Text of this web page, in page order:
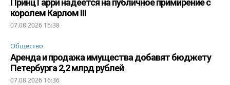
королем Карлом III
07.08.2026 16:38
Общество
Аренда и продажа имущества добавят бюджету
Петербурга 2,2 млрд рублей
07.08.2026 16:36